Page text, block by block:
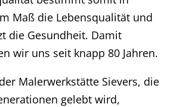
Maß die Lebensqualität und
die Gesundheit. Damit
wir uns seit knapp 80 Jahren.
der Malerwerkstätte Sievers, die
gelebt wird,